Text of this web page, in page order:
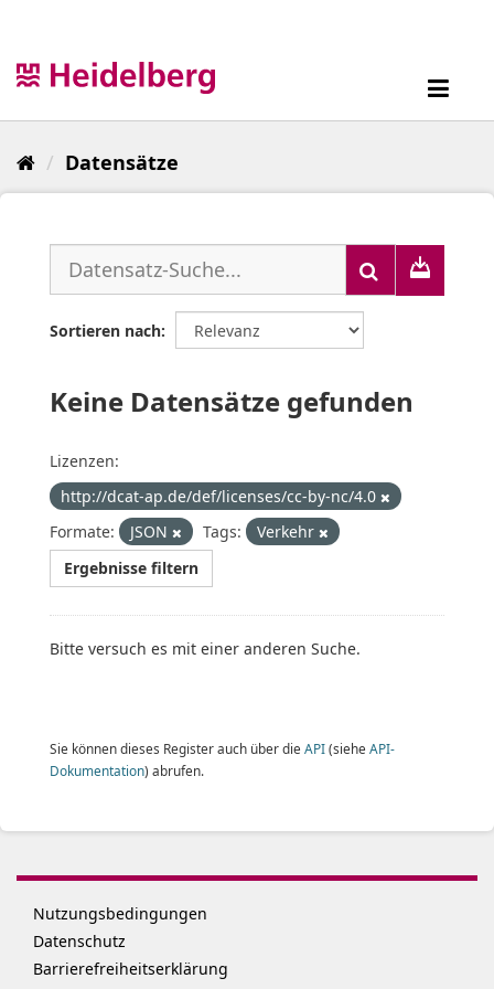
Datensätze
Sortieren nach
Keine Datensätze gefunden
Lizenzen:
http://dcat-ap.de/def/licenses/cc-by-nc/4.0
Formate:
JSON Tags:
Verkehr
Ergebnisse filtern
Bitte versuch es mit einer anderen Suche.
Sie können dieses Register auch über die API(siehe API-
Dokumentation) abrufen.
Nutzungsbedingungen
Datenschutz
Barrierefreiheitserklärung